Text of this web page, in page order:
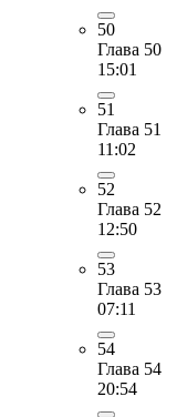
50
Глава 50
15:01
51
Глава 51
11:02
52
Глава 52
12:50
53
Глава 53
07:11
54
Глава 54
20:54